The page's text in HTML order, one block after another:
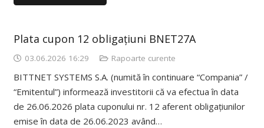
Plata cupon 12 obligațiuni BNET27A
03.06.2026 16:29 Rapoarte curente
BITTNET SYSTEMS S.A. (numită în continuare “Compania” /
“Emitentul”) informează investitorii că va efectua în data
de 26.06.2026 plata cuponului nr. 12 aferent obligațiunilor
emise în data de 26.06.2023 având…